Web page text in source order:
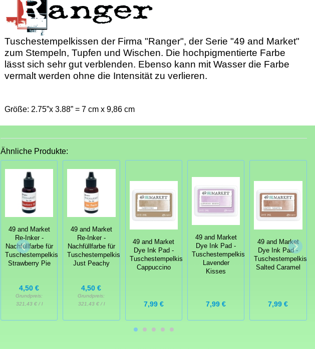
Tuschestempelkissen der Firma "Ranger", der Serie "49 and Market"
zum Stempeln, Tupfen und Wischen. Die hochpigmentierte Farbe
lässt sich sehr gut verblenden. Ebenso kann mit Wasser die Farbe
vermalt werden ohne die Intensität zu verlieren.
Größe: 2.75”x 3.88” = 7 cm x 9,86 cm
Ähnliche Produkte:
49 and Market
Re-Inker -
Nachfüllfarbe für
Tuschestempelkissen
Strawberry Pie
4,50 €
Grundpreis:
321,43 € / l
49 and Market
Re-Inker -
Nachfüllfarbe für
Tuschestempelkissen
Just Peachy
4,50 €
Grundpreis:
321,43 € / l
49 and Market
Dye Ink Pad -
Tuschestempelkissen
Cappuccino
7,99 €
49 and Market
Dye Ink Pad -
Tuschestempelkissen
Lavender
Kisses
7,99 €
49 and Market
Dye Ink Pad -
Tuschestempelkissen
Salted Caramel
7,99 €